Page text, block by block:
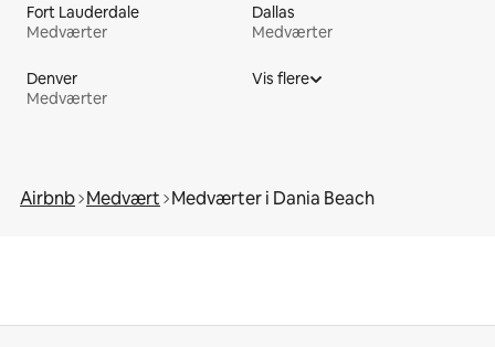
Fort Lauderdale
Medværter
Dallas
Medværter
Denver
Medværter
Vis flere
Airbnb Medvært Medværter i Dania Beach